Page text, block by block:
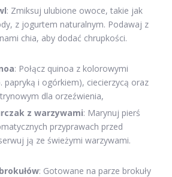
: Zmiksuj ulubione owoce, takie jak
z jogurtem naturalnym. Podawaj z
chia, aby dodać chrupkości.
: Połącz quinoa z kolorowymi
papryką i ogórkiem), ciecierzycą oraz
dla orzeźwienia,
z warzywami: Marynuj pierś
przyprawach przed
ją ze świeżymi warzywami.
: Gotowane na parze brokuły